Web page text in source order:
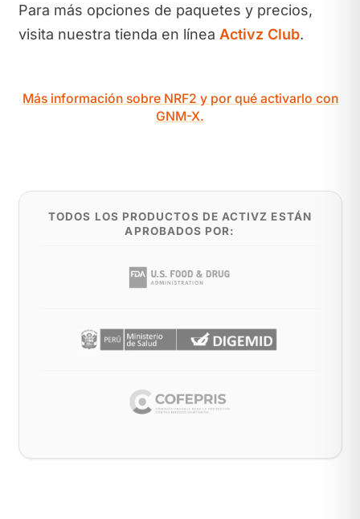
Para más opciones de paquetes y precios,
visita nuestra tienda en línea Activz Club.
Más información sobre NRF2 y por qué activarlo con
GNM-X.
TODOS LOS PRODUCTOS DE ACTIVZ ESTÁN
APROBADOS POR: